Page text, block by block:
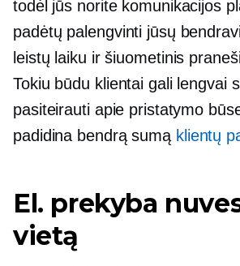
todėl jūs norite komunikacijos
padėtų palengvinti jūsų
leistų laiku iršiuometinis
Tokiu būdu klientai gali lengvai
pasiteirauti apie pristatymo
padidina bendrą sumą klientų
El. prekyba
vietą